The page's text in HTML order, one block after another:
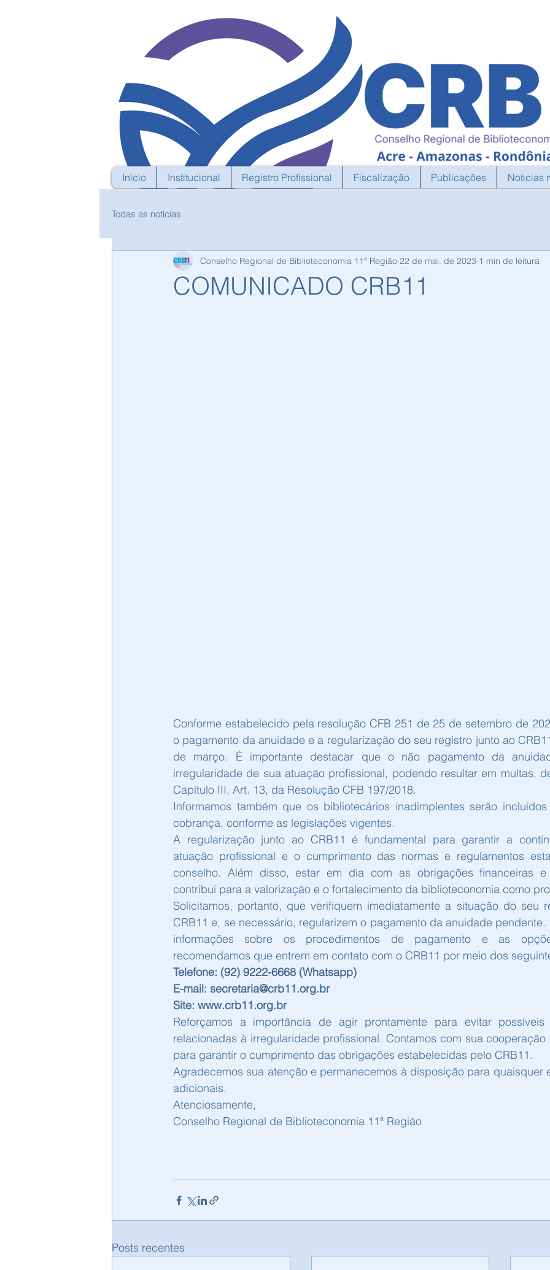
Início Institucional Registro Profissional Fiscalização Publicações Noticias
Todas as notícias
COMUNICADO CRB11
Conselho Regional de Biblioteconomia 11ª Região 22 de mai. de 2023 1 min de leitura
Conforme estabelecido pela resolução CFB 251 de 25 de setembro de
o pagamento da anuidade e a regularização do seu registro junto ao
de março. É importante destacar que o não pagamento da
irregularidade de sua atuação profissional, podendo resultar em multas,
Capítulo III, Art. 13, da Resolução CFB 197/2018.
Informamos também que os bibliotecários inadimplentes serão
cobrança, conforme as legislações vigentes.
A regularização junto ao CRB11 é fundamental para garantir a
atuação profissional e o cumprimento das normas e regulamentos
conselho. Além disso, estar em dia com as obrigações financeiras e
contribui para a valorização e o fortalecimento da biblioteconomia como
Solicitamos, portanto, que verifiquem imediatamente a situação do seu
CRB11 e, se necessário, regularizem o pagamento da anuidade pendente.
informações sobre os procedimentos de pagamento e as
recomendamos que entrem em contato com o CRB11 por meio dos
Telefone: (92) 9222-6668 (Whatsapp)
E-mail: secretaria@crb11.org.br
Site: www.crb11.org.br
Reforçamos a importância de agir prontamente para evitar possíveis
relacionadas à irregularidade profissional. Contamos com sua
para garantir o cumprimento das obrigações estabelecidas pelo CRB11.
Agradecemos sua atenção e permanecemos à disposição para quaisquer
adicionais.
Atenciosamente,
Conselho Regional de Biblioteconomia 11ª Região
Posts recentes